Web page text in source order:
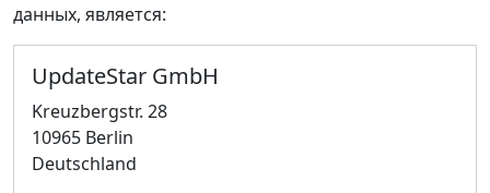
данных, является:
UpdateStar GmbH
Kreuzbergstr. 28
10965 Berlin
Deutschland